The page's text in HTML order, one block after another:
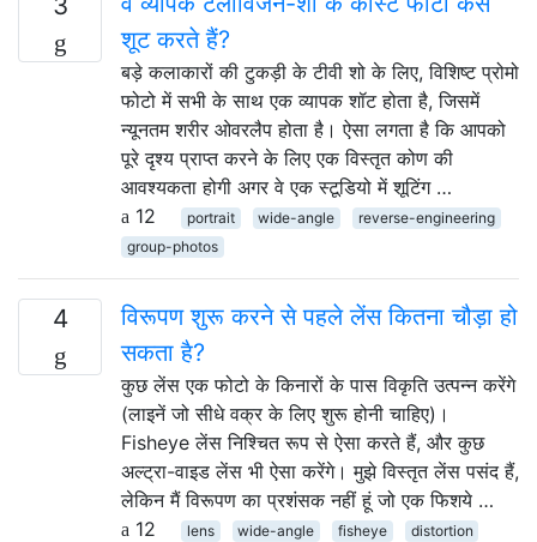
शूट करते हैं?
बड़े कलाकारों की टुकड़ी के टीवी शो के लिए, विशिष्ट प्रोमो
फोटो में सभी के साथ एक व्यापक शॉट होता है, जिसमें
न्यूनतम शरीर ओवरलैप होता है। ऐसा लगता है कि आपको
पूरे दृश्य प्राप्त करने के लिए एक विस्तृत कोण की
आवश्यकता होगी अगर वे एक स्टूडियो में शूटिंग …
12
portrait wide-angle
reverse-engineering
group-photos
4
विरूपण शुरू करने से पहले लेंस कितना चौड़ा हो
सकता है?
कुछ लेंस एक फोटो के किनारों के पास विकृति उत्पन्न करेंगे
(लाइनें जो सीधे वक्र के लिए शुरू होनी चाहिए)।
Fisheye लेंस निश्चित रूप से ऐसा करते हैं, और कुछ
अल्ट्रा-वाइड लेंस भी ऐसा करेंगे। मुझे विस्तृत लेंस पसंद हैं,
लेकिन मैं विरूपण का प्रशंसक नहीं हूं जो एक फिशये …
12
lens wide-angle fisheye
distortion